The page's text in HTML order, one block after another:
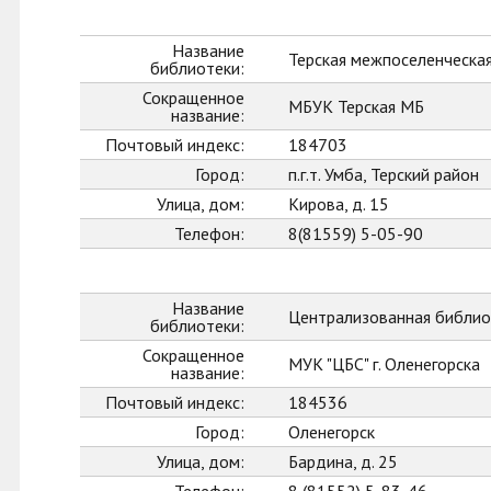
Название
библиотеки:
Терская
Сокращенное
название:
МБУК Терская МБ
Почтовый индекс:
184703
Город:
п.г.т. Умба, Терский район
Улица, дом:
Кирова, д. 15
Телефон:
8(81559) 5-05-90
Название
библиотеки:
Централизованная
Сокращенное
название:
МУК "ЦБС" г. Оленегорска
Почтовый индекс:
184536
Город:
Оленегорск
Улица, дом:
Бардина, д. 25